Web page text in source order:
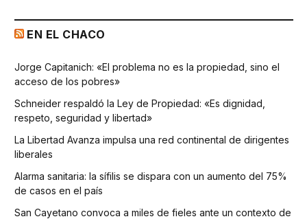
EN EL CHACO
Jorge Capitanich: «El problema no es la propiedad, sino el
acceso de los pobres»
Schneider respaldó la Ley de Propiedad: «Es dignidad,
respeto, seguridad y libertad»
La Libertad Avanza impulsa una red continental de dirigentes
liberales
Alarma sanitaria: la sífilis se dispara con un aumento del 75%
de casos en el país
San Cayetano convoca a miles de fieles ante un contexto de